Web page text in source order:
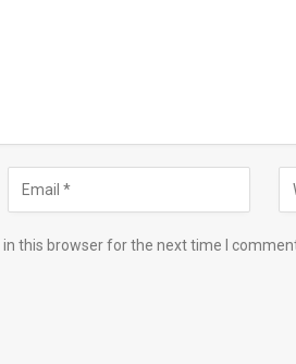
this browser for the next time I